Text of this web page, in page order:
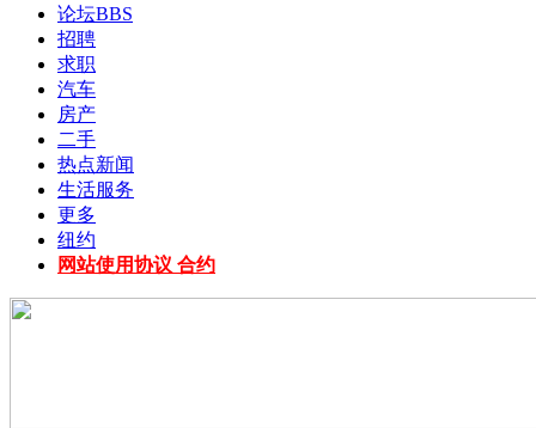
论坛BBS
招聘
求职
汽车
房产
二手
热点新闻
生活服务
更多
纽约
网站使用协议 合约